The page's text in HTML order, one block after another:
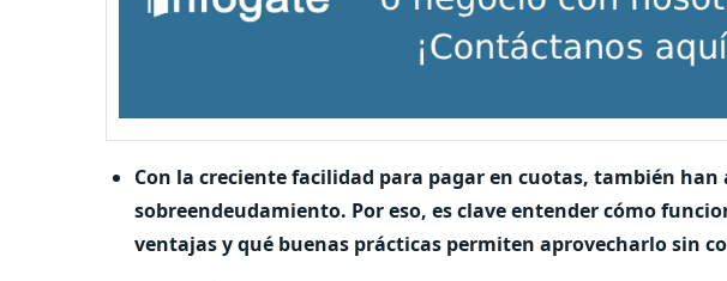
Con la creciente facilidad para pagar en cuotas, también han
sobreendeudamiento. Por eso, es clave entender cómo
ventajas y qué buenas prácticas permiten aprovecharlo sin